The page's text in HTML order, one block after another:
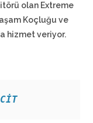
olan Extreme
Koçluğu ve
hizmet veriyor.